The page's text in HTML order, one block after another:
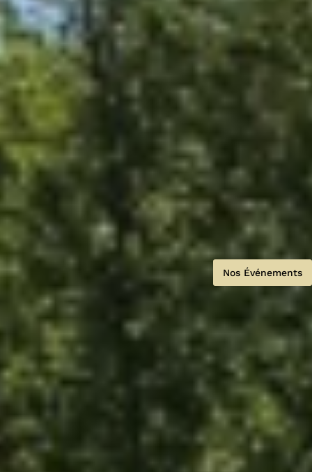
Nos Événements